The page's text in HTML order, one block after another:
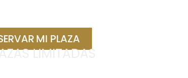
MI PLAZA
LIMITADAS